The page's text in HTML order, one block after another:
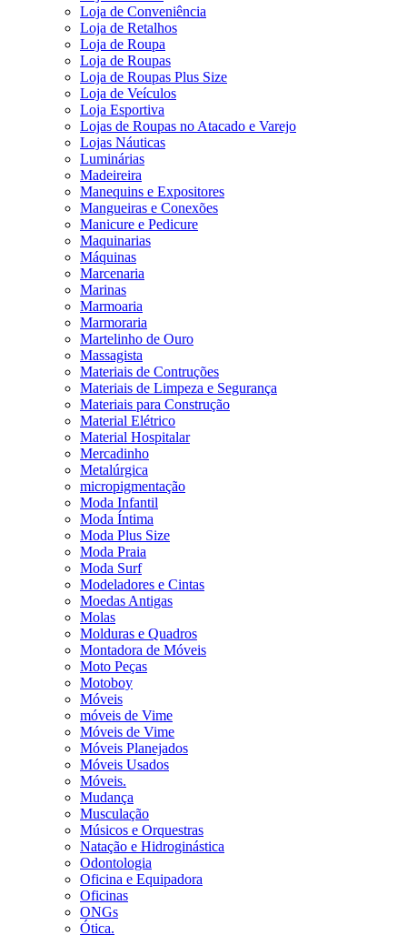
Loja de Conveniência
Loja de Retalhos
Loja de Roupa
Loja de Roupas
Loja de Roupas Plus Size
Loja de Veículos
Loja Esportiva
Lojas de Roupas no Atacado e Varejo
Lojas Náuticas
Luminárias
Madeireira
Manequins e Expositores
Mangueiras e Conexões
Manicure e Pedicure
Maquinarias
Máquinas
Marcenaria
Marinas
Marmoaria
Marmoraria
Martelinho de Ouro
Massagista
Materiais de Contruções
Materiais de Limpeza e Segurança
Materiais para Construção
Material Elétrico
Material Hospitalar
Mercadinho
Metalúrgica
micropigmentação
Moda Infantil
Moda Íntima
Moda Plus Size
Moda Praia
Moda Surf
Modeladores e Cintas
Moedas Antigas
Molas
Molduras e Quadros
Montadora de Móveis
Moto Peças
Motoboy
Móveis
móveis de Vime
Móveis de Vime
Móveis Planejados
Móveis Usados
Móveis.
Mudança
Musculação
Músicos e Orquestras
Natação e Hidroginástica
Odontologia
Oficina e Equipadora
Oficinas
ONGs
Ótica.